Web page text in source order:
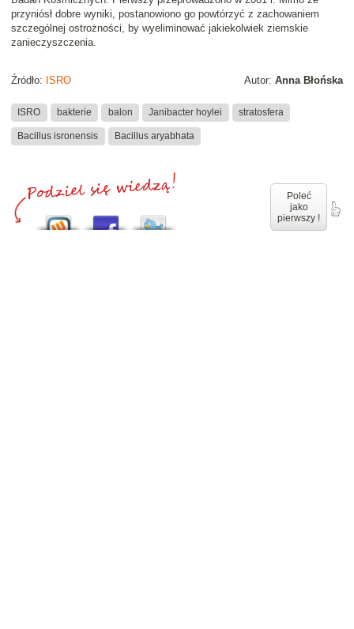
przyniósł dobre wyniki, postanowiono go powtórzyć z zachowaniem
szczególnej ostrożności, by wyeliminować jakiekolwiek ziemskie
zanieczyszczenia.
Autor: Anna Błońska
Źródło: ISRO
ISRO bakterie balon Janibacter hoylei stratosfera
Bacillus isronensis Bacillus aryabhata
Poleć
jako
pierwszy !